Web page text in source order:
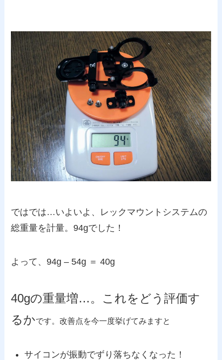
ではでは…いよいよ、レックマウントシステムの
総重量を計量。94gでした！
よって、94g – 54g ＝ 40g
40gの重量増…。これをどう評価す
るかです。改善点を今一度挙げてみますと
サイコンが振動でずり落ちなくなった！